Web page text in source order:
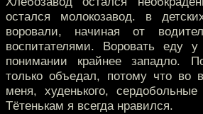
остался молокозавод. в
воровали, начиная от
воспитателями. Воровать
понимании крайнее западло.
только объедал, потому что во
меня, худенького,
Тётенькам я всегда нравился.